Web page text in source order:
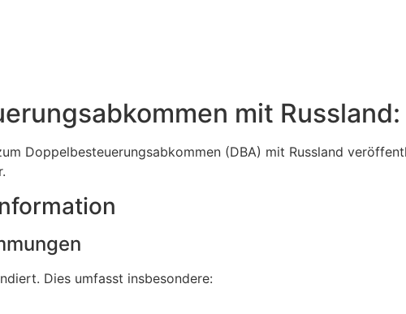
mit
Doppelbesteuerungsabkommen (DBA) mit Russland
Dies umfasst insbesondere: